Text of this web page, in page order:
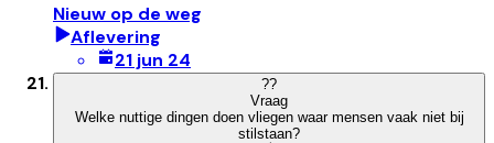
Nieuw op de weg
Aflevering
21 jun 24
??
Vraag
Welke nuttige dingen doen vliegen waar mensen vaak niet bij
stilstaan?